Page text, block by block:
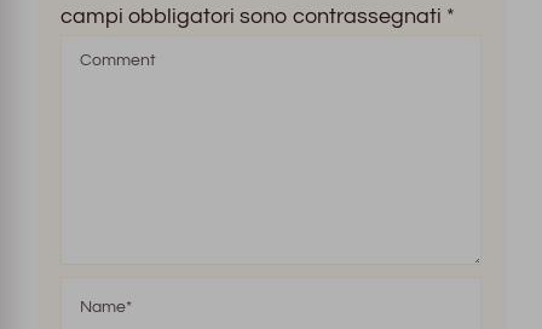
campi obbligatori sono contrassegnati *